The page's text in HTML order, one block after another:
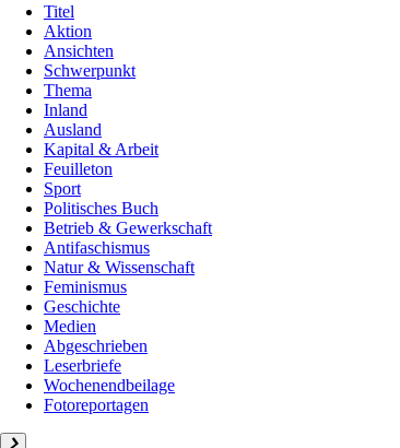
Titel
Aktion
Ansichten
Schwerpunkt
Thema
Inland
Ausland
Kapital & Arbeit
Feuilleton
Sport
Politisches Buch
Betrieb & Gewerkschaft
Antifaschismus
Natur & Wissenschaft
Feminismus
Geschichte
Medien
Abgeschrieben
Leserbriefe
Wochenendbeilage
Fotoreportagen